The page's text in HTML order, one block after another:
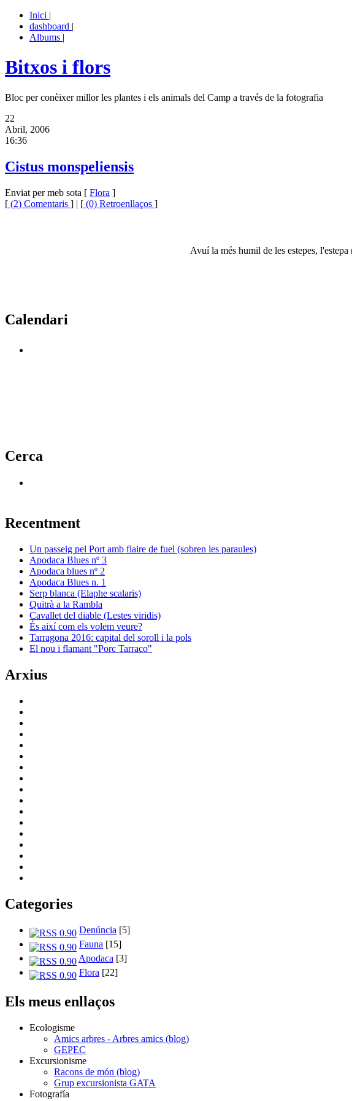
Inici |
dashboard |
Albums |
Bitxos i flors
Bloc per conèixer millor les plantes i els animals del Camp a través de la fotografia
22
Abril, 2006
16:36
Cistus monspeliensis
Enviat per meb sota [ Flora ]
[ (2) Comentaris ] | [ (0) Retroenllaços ]
Avuí la més humil de les estepes,
Calendari
Cerca
Recentment
Un passeig pel Port amb flaire de fuel (sobren les paraules)
Apodaca Blues nº 3
Apodaca blues nº 2
Apodaca Blues n. 1
Serp blanca (Elaphe scalaris)
Quitrà a la Rambla
Cavallet del diable (Lestes viridis)
És així com els volem veure?
Tarragona 2016: capital del soroll i la pols
El nou i flamant "Porc Tarraco"
Arxius
Categories
Denúncia [5]
Fauna [15]
Apodaca [3]
Flora [22]
Els meus enllaços
Ecologisme
Amics arbres - Arbres amics (blog)
GEPEC
Excursionisme
Racons de món (blog)
Grup excursionista GATA
Fotografía